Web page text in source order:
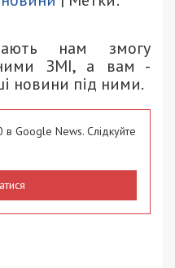
нам змогу
ЗМІ, а вам -
новини під ними.
Google News. Слідкуйте